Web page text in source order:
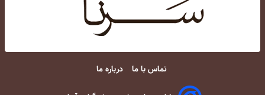
تماس با ما درباره ما